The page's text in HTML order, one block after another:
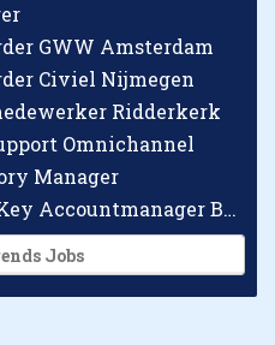
GWW Amsterdam
Civiel Nijmegen
Ridderkerk
Omnichannel
Manager
Checkpoint Systems Key Accountmanager Benelux
Jobs